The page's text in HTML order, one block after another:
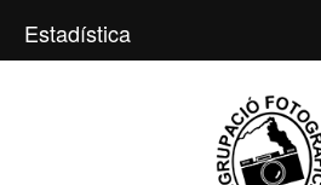
Estadística